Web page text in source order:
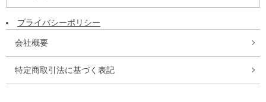
プライバシーポリシー
会社概要
特定商取引法に基づく表記